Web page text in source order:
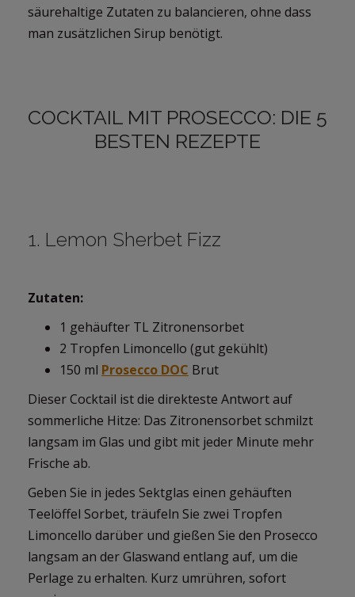
säurehaltige Zutaten zu balancieren, ohne dass
man zusätzlichen Sirup benötigt.
COCKTAIL MIT PROSECCO: DIE 5
BESTEN REZEPTE
1. Lemon Sherbet Fizz
Zutaten:
1 gehäufter TL Zitronensorbet
2 Tropfen Limoncello (gut gekühlt)
150 ml Prosecco DOC Brut
Dieser Cocktail ist die direkteste Antwort auf
sommerliche Hitze: Das Zitronensorbet schmilzt
langsam im Glas und gibt mit jeder Minute mehr
Frische ab.
Geben Sie in jedes Sektglas einen gehäuften
Teelöffel Sorbet, träufeln Sie zwei Tropfen
Limoncello darüber und gießen Sie den Prosecco
langsam an der Glaswand entlang auf, um die
Perlage zu erhalten. Kurz umrühren, sofort